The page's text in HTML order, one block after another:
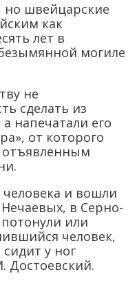
но швейцарские
как
лет в
могиле
не
сделать из
напечатали его
от которого
и вошли
в Серно-
или
человек,
у ног
Достоевский.